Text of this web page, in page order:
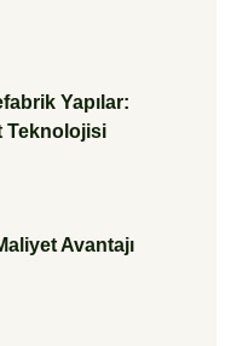
Yapılar:
Teknolojisi
Avantajı